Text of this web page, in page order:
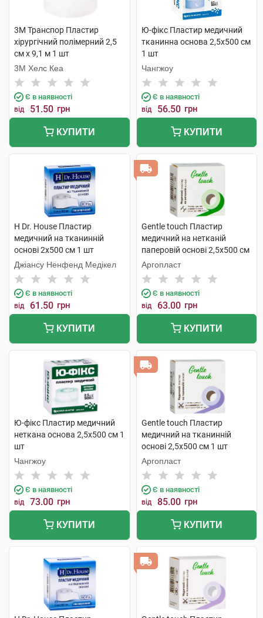
3M Транспор Пластир
хірургічний полімерний 2,5
см х 9,1 м 1 шт
3M Хелс Кеа
Є в наявності
від 51.50 грн
КУПИТИ
Ю-фікс Пластир медичний
тканинна основа 2,5х500 см
1 шт
Чангжоу
Є в наявності
від 56.50 грн
КУПИТИ
H Dr. House Пластир
медичний на тканинній
основі 2х500 см 1 шт
Джіансу Ненфенд Медікел
Є в наявності
від 61.50 грн
КУПИТИ
Gentle touch Пластир
медичний на нетканій
паперовій основі 2,5х500 см
1 шт
Аргопласт
Є в наявності
від 63.00 грн
КУПИТИ
Ю-фікс Пластир медичний
неткана основа 2,5х500 см 1
шт
Чангжоу
Є в наявності
від 73.00 грн
КУПИТИ
Gentle touch Пластир
медичний на тканинній
основі 2,5х500 см 1 шт
Аргопласт
Є в наявності
від 85.00 грн
КУПИТИ